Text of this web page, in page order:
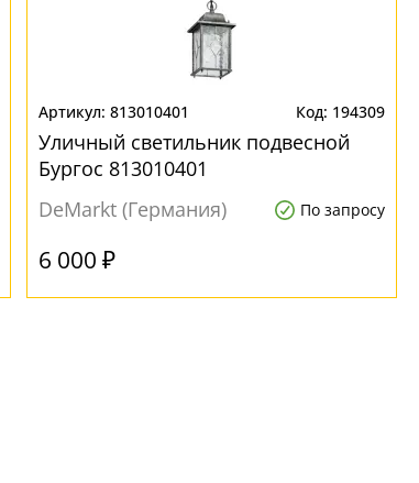
813010401 194309
Уличный светильник подвесной
Бургос 813010401
DeMarkt (Германия)
По запросу
6 000 ₽